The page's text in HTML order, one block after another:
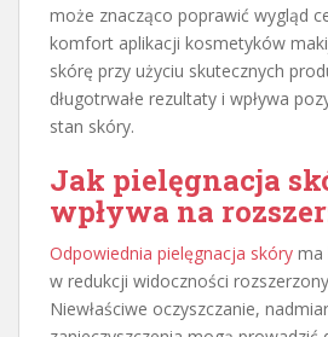
może znacząco poprawić wygląd
komfort aplikacji kosmetyków
skórę przy użyciu skutecznych
długotrwałe rezultaty i wpływa
stan skóry.
Jak pielęgnacja
wpływa na
Odpowiednia pielęgnacja skóry ma
w redukcji widoczności
Niewłaściwe oczyszczanie,